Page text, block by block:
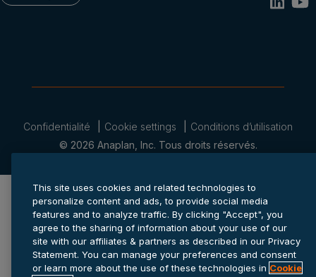
© 2026 Anaplan, Inc. Tous droits réservés.
Confidentialité Cookie settings Conditions d’utilisation
This site uses cookies and related technologies to
personalize content and ads, to provide social media
features and to analyze traffic. By clicking "Accept", you
agree to the sharing of information about your use of our
site with our affiliates & partners as described in our Privacy
Statement. You can manage your preferences and consent
or learn more about the use of these technologies in Cookie